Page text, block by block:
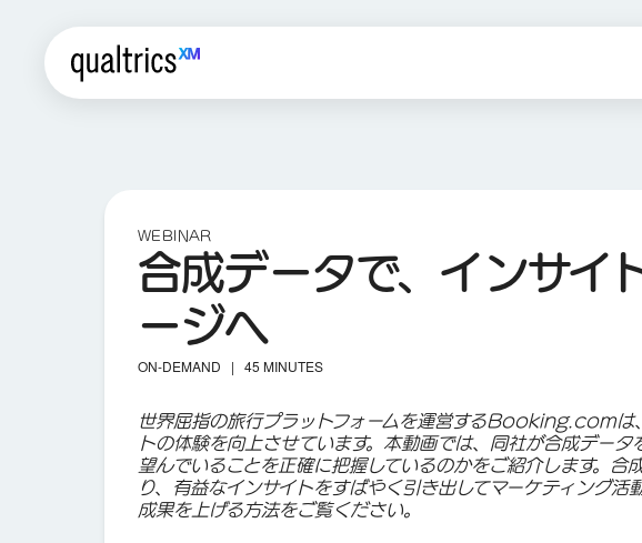
WEBINAR
合成データで、インサイ
ージへ
ON-DEMAND |45 MINUTES
世界屈指の旅行プラットフォームを運営するBooking.comは
トの体験を向上させています。本動画では、同社が合成デー
望んでいることを正確に把握しているのかをご紹介します。合
り、有益なインサイトをすばやく引き出してマーケティング活
成果を上げる方法をご覧ください。